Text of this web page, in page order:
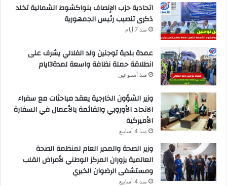
اتحادية حزب الإنصاف بنواكشوط الشمالية تخلد
ذكرى تنصيب رئيس الجمهورية
منذ 7 أيام
عمدة بلدية توجنين ولد الفلالي يشرف على
انطلاقة حملة نظافة واسعة لمدة3ايام
منذ أسبوعين
وزير الشؤون الخارجية يعقد مباحثات مع سفراء
الاتحاد الأوروبي والقائمة بالأعمال في السفارة
الأميركية
منذ 4 أسابيع
وزير الصحة والمدير العام لمنظمة الصحة
العالمية يزوران المركز الوطني لأمراض القلب
ومستشفى الرضوان الخيري
منذ 4 أسابيع